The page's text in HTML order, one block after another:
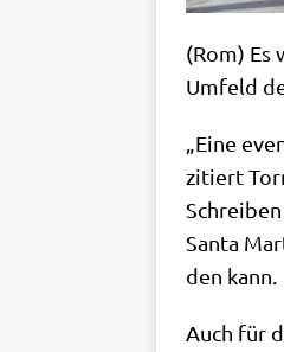
(Rom) Es
Umfeld
„Eine
zitiert
Schrei­ben
San­ta
den kann.
Auch für